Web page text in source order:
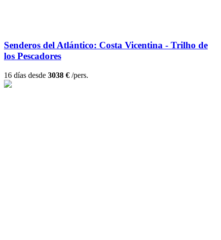
Senderos del Atlántico: Costa Vicentina - Trilho de
los Pescadores
16 días desde 3038 € /pers.